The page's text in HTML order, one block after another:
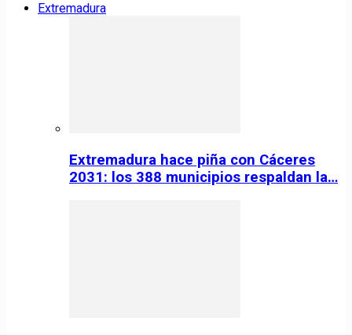
Extremadura
Extremadura hace piña con Cáceres
2031: los 388 municipios respaldan la…